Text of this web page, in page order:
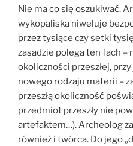
Nie ma co się oszukiwać.
wykopaliska niweluje
przez tysiące czy setki
zasadzie polega ten fach –
okoliczności przeszłej,
nowego rodzaju materii –
przeszłą okoliczność
przedmiot przeszły nie
artefaktem…). Archeolog
również i twórca. Do jego